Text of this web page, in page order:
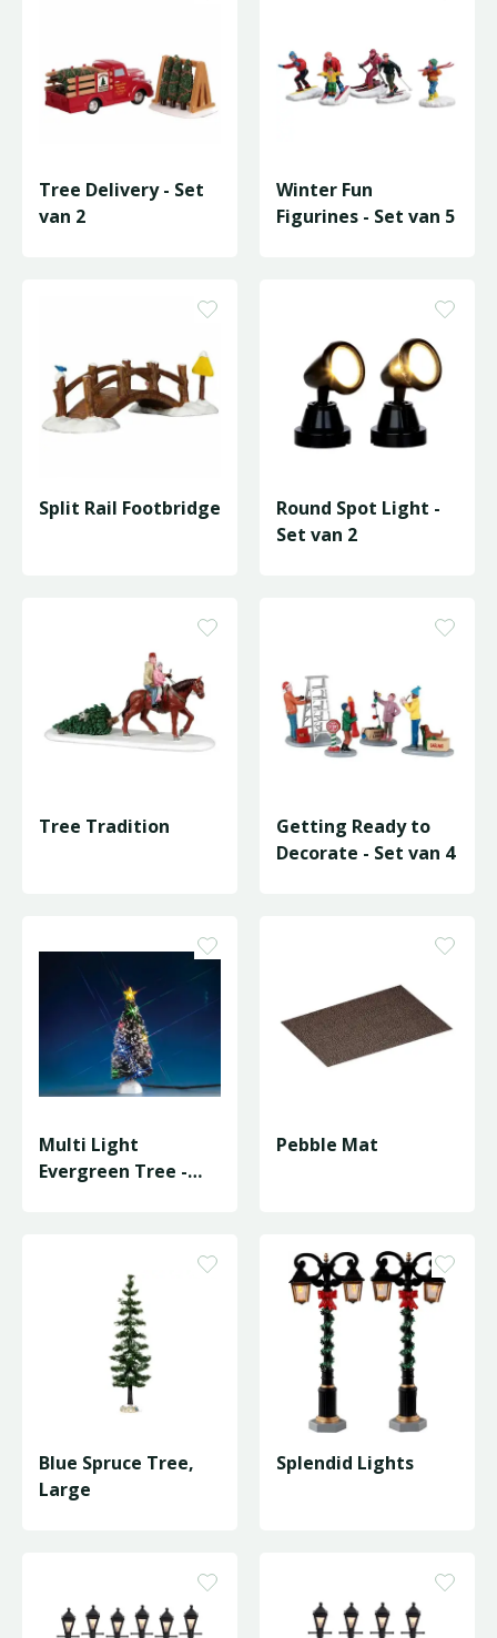
Tree Delivery - Set
van 2
Winter Fun
Figurines - Set van 5
Split Rail Footbridge
Round Spot Light -
Set van 2
Tree Tradition
Getting Ready to
Decorate - Set van 4
Multi Light
Evergreen Tree -
Pebble Mat
Blue Spruce Tree,
Large
Splendid Lights